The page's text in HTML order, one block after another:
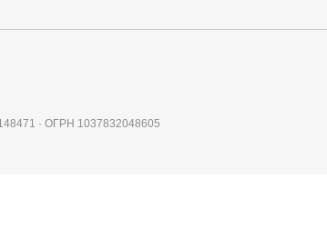
· ОГРН 1037832048605